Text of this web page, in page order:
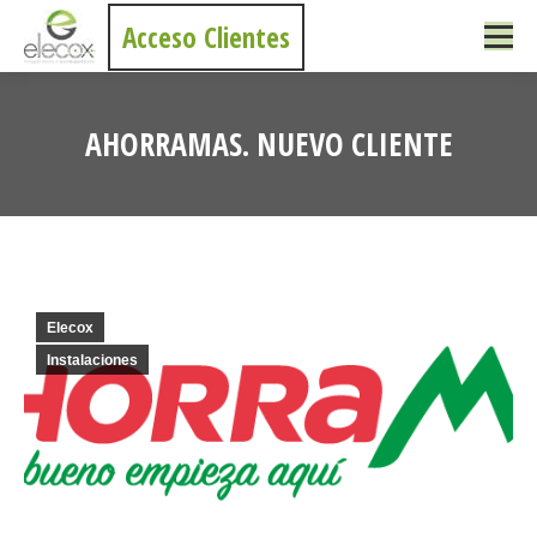
Acceso Clientes
AHORRAMAS. NUEVO CLIENTE
Elecox
Instalaciones